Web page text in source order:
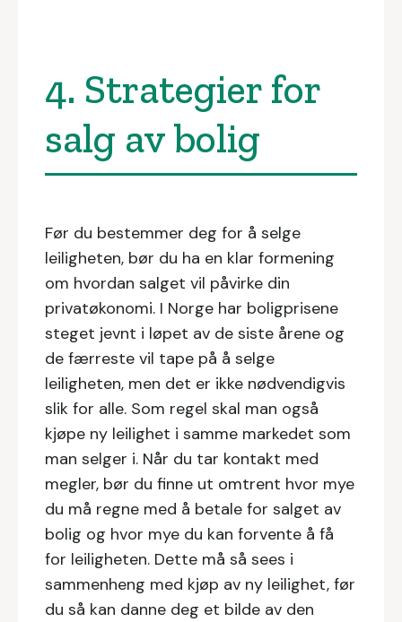
4. Strategier for
salg av bolig
Før du bestemmer deg for å selge
leiligheten, bør du ha en klar formening
om hvordan salget vil påvirke din
privatøkonomi. I Norge har boligprisene
steget jevnt i løpet av de siste årene og
de færreste vil tape på å selge
leiligheten, men det er ikke nødvendigvis
slik for alle. Som regel skal man også
kjøpe ny leilighet i samme markedet som
man selger i. Når du tar kontakt med
megler, bør du finne ut omtrent hvor mye
du må regne med å betale for salget av
bolig og hvor mye du kan forvente å få
for leiligheten. Dette må så sees i
sammenheng med kjøp av ny leilighet, før
du så kan danne deg et bilde av den